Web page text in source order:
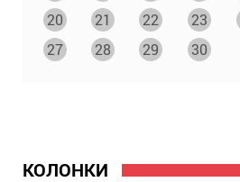
КОЛОНКИ
20
21 22 23
27
28 29 30